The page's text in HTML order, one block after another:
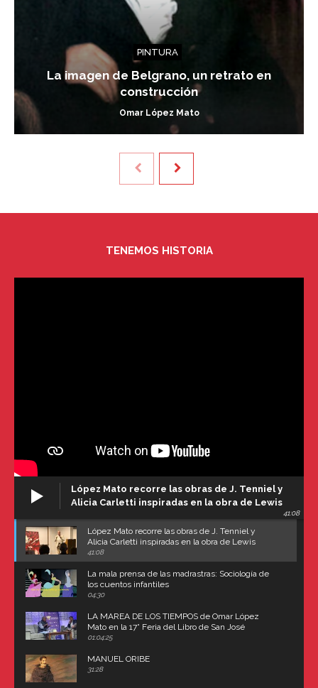
PINTURA
La imagen de Belgrano, un retrato en
construcción
Omar López Mato
TENEMOS HISTORIA
López Mato recorre las obras de J. Tenniel y
Alicia Carletti inspiradas en la obra de Lewis
41:08
López Mato recorre las obras de J. Tenniel y
Alicia Carletti inspiradas en la obra de Lewis
Carroll
41:08
La mala prensa de las madrastras: Sociología de
los cuentos infantiles
04:30
LA MAREA DE LOS TIEMPOS de Omar López
Mato en la 17° Feria del Libro de San José
(Uruguay)
01:04:25
MANUEL ORIBE
31:28